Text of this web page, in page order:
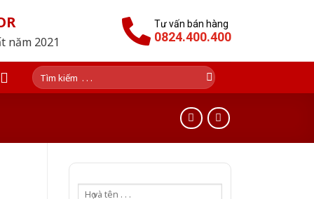
năm 2021
Tư vấn bán hàng
0824.400.400
Tìm
kiếm: